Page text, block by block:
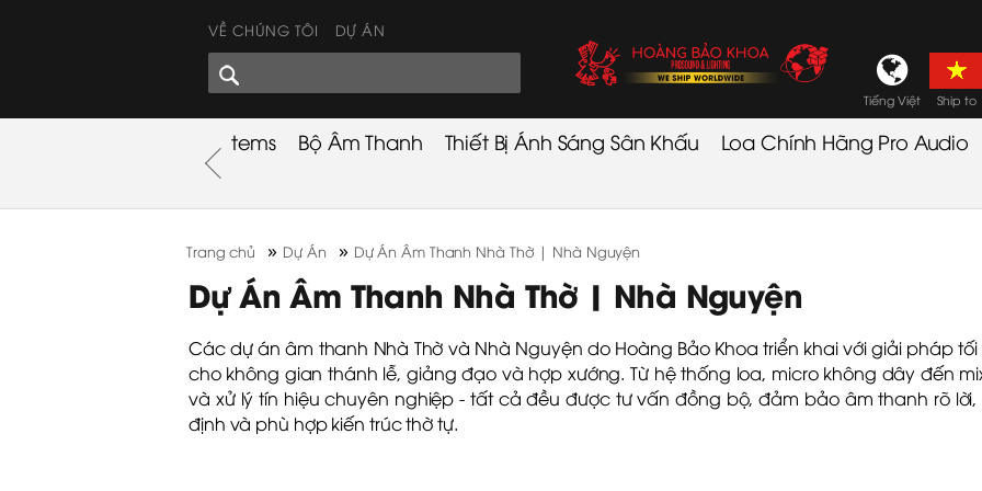
VỀ CHÚNG TÔI DỰ ÁN
GÓC CHIA SẺ Tiếng Việt Ship to
Used Items Bộ Âm Thanh Thiết Bị Ánh Sáng Sân Khấu Loa Chính Hãng Pro Audio
Trang chủ » Dự Án » Dự Án Âm Thanh Nhà Thờ | Nhà Nguyện
Dự Án Âm Thanh Nhà Thờ | Nhà Nguyện
Các dự án âm thanh Nhà Thờ và Nhà Nguyện do Hoàng Bảo Khoa triển khai với giải pháp tối
cho không gian thánh lễ, giảng đạo và hợp xướng. Từ hệ thống loa, micro không dây đến
và xử lý tín hiệu chuyên nghiệp - tất cả đều được tư vấn đồng bộ, đảm bảo âm thanh rõ lời,
định và phù hợp kiến trúc thờ tự.